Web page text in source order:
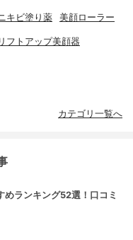
キビ塗り薬 美顔ローラー
リフトアップ美顔器
カテゴリ一覧へ
めランキング52選！口コミ